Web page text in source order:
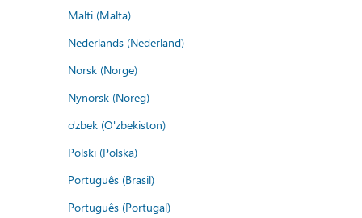
Malti (Malta)
Nederlands (Nederland)
Norsk (Norge)
Nynorsk (Noreg)
o'zbek (O'zbekiston)
Polski (Polska)
Português (Brasil)
Português (Portugal)